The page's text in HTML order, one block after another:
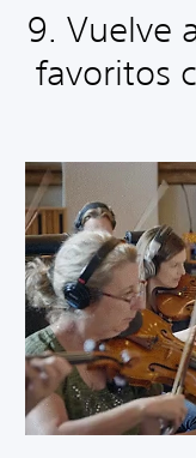
9. Vuelve
favoritos